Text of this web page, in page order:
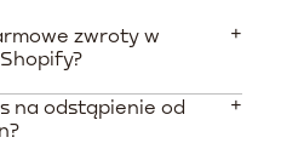
zwroty w
Według badań
na odstąpienie od